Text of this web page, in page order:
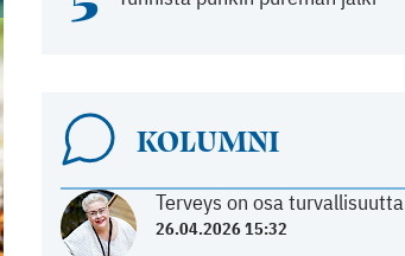
KOLUMNI
Terveys on osa turvallisuutta
26.04.2026 15:32